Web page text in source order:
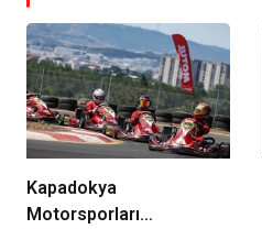
Kapadokya
Motorsporları